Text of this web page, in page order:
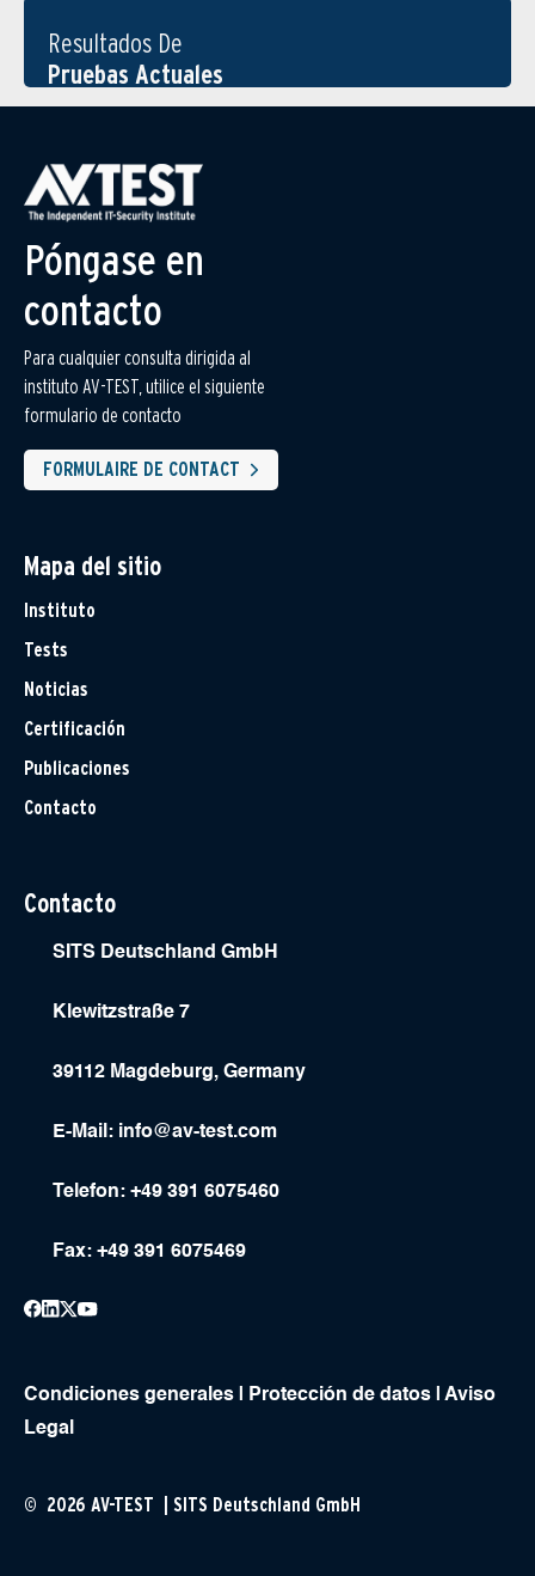
Resultados De
Pruebas Actuales
Póngase en
contacto
Para cualquier consulta dirigida al
instituto AV-TEST, utilice el siguiente
formulario de contacto
FORMULAIRE DE CONTACT
Mapa del sitio
Instituto
Tests
Noticias
Certificación
Publicaciones
Contacto
Contacto
SITS Deutschland GmbH
Klewitzstraße 7
39112 Magdeburg, Germany
E-Mail: info@av-test.com
Telefon: +49 391 6075460
Fax: +49 391 6075469
Condiciones generales Protección de datos
Aviso
Legal
© 2026 AV-TEST | SITS Deutschland GmbH